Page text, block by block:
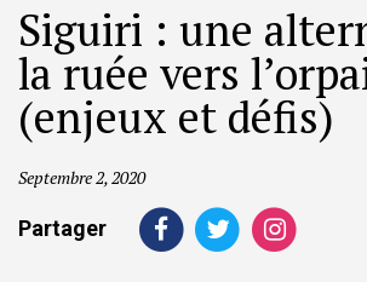
Siguiri : une
la ruée vers
(enjeux et défis)
Septembre 2, 2020
Partager